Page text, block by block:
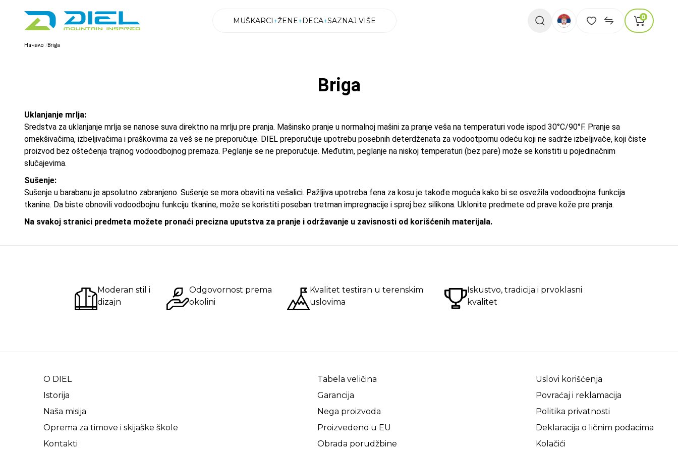
MUŠKARCI ŽENE DECA SAZNAJ VIŠE 0
Начало /Briga
Briga
Uklanjanje mrlja:
Sredstva za uklanjanje mrlja se nanose suva direktno na mrlju pre pranja. Mašinsko pranje u normalnoj mašini za pranje veša na temperaturi vode ispod 30°C/90°F. Pranje sa
omekšivačima, izbeljivačima i praškovima za veš se ne preporučuje. DIEL preporučuje upotrebu posebnih deterdženata za vodootpornu odeću koji ne sadrže izbeljivače, koji čiste
proizvod bez oštećenja trajnog vodoodbojnog premaza. Peglanje se ne preporučuje. Međutim, peglanje na niskoj temperaturi (bez pare) može se koristiti u pojedinačnim
slučajevima.
Sušenje:
Sušenje u barabanu je apsolutno zabranjeno. Sušenje se mora obaviti na vešalici. Pažljiva upotreba fena za kosu je takođe moguća kako bi se osvežila vodoodbojna funkcija
tkanine. Da biste obnovili vodoodbojnu funkciju tkanine, može se koristiti poseban tretman impregnacije i sprej bez silikona. Uklonite predmete od prave kože pre pranja.
Na svakoj stranici predmeta možete pronaći precizna uputstva za pranje i održavanje u zavisnosti od korišćenih materijala.
Moderan stil i
dizajn
Odgovornost prema
okolini
Kvalitet testiran u terenskim
uslovima
Iskustvo, tradicija i prvoklasni
kvalitet
O DIEL
Istorija
Naša misija
Oprema za timove i skijaške škole
Kontakti
Tabela veličina
Garancija
Nega proizvoda
Proizvedeno u EU
Obrada porudžbine
Uslovi korišćenja
Povraćaj i reklamacija
Politika privatnosti
Deklaracija o ličnim podacima
Kolačići